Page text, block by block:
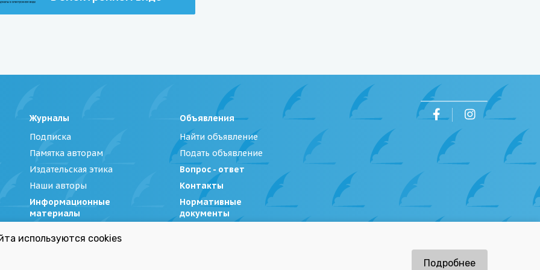
Журналы
Подписка
Памятка авторам
Издательская этика
Наши авторы
Информационные
материалы
Объявления
Найти объявление
Подать объявление
Вопрос - ответ
Контакты
Нормативные
документы
|Политика обработки персональных данных
используются cookies
Подробнее